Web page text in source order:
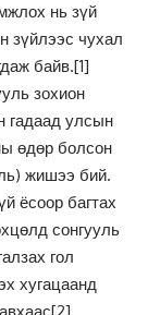
нь зүй
зүйлээс чухал
байв.[1]
зохион
гадаад улсын
өдөр болсон
жишээ бий.
ёсоор багтах
сонгууль
гол
хугацаанд